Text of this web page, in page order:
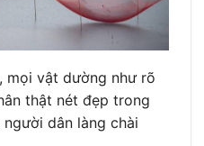
mọi vật dường như rõ
thật nét đẹp trong
dân làng chài